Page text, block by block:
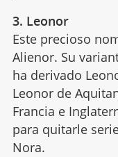
3. Leonor
Este precioso
Alienor. Su
ha derivado
Leonor de
Francia e
para quitarle
Nora.